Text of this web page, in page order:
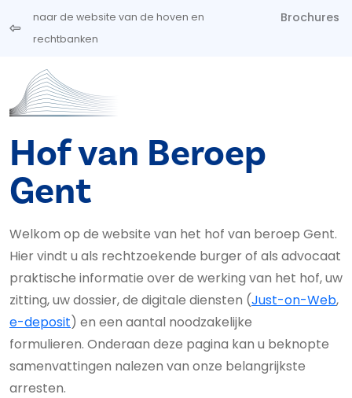
Overslaan en naar de inhoud gaan
naar de website van de hoven en
rechtbanken
Brochures
Hof van Beroep
Gent
Welkom op de website van het hof van beroep Gent.
Hier vindt u als rechtzoekende burger of als advocaat
praktische informatie over de werking van het hof, uw
zitting, uw dossier, de digitale diensten (Just-on-Web,
e-deposit) en een aantal noodzakelijke
formulieren. Onderaan deze pagina kan u beknopte
samenvattingen nalezen van onze belangrijkste
arresten.